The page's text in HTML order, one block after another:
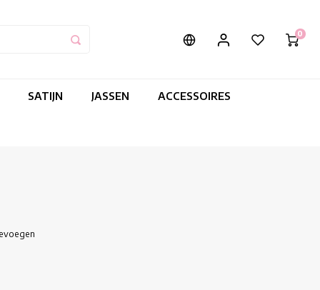
0
SATIJN JASSEN ACCESSOIRES